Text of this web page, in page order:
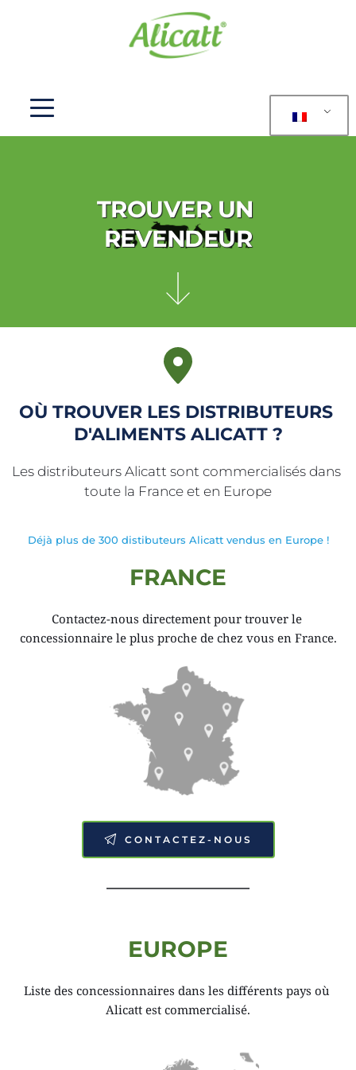
TROUVER UN
REVENDEUR
OÙ TROUVER LES DISTRIBUTEURS
D'ALIMENTS ALICATT ?
Les distributeurs Alicatt sont commercialisés dans
toute la France et en Europe
Déjà plus de 300 distibuteurs Alicatt vendus en Europe !
FRANCE
Contactez-nous directement pour trouver le
concessionnaire le plus proche de chez vous en France.
CONTACTEZ-NOUS
EUROPE
Liste des concessionnaires dans les différents pays où
Alicatt est commercialisé.